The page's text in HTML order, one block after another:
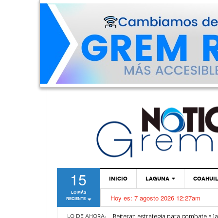
15
LO MÁS
RECIENTE
INICIO LAGUNA
TORREÓN
GÓMEZ PALACIO
Hoy es: 7 agosto 2026 12:27am
LO DE AHORA:
Alertan por plaga de garrapatas en